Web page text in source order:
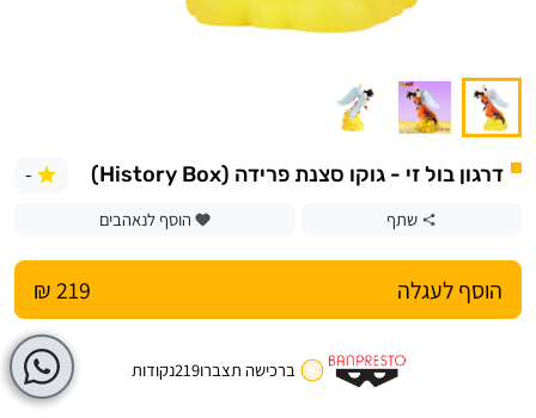
דרגון בול זי - גוקו סצנת פרידה (History Box) -
שתף הוסף לנאהבים
הוסף לעגלה 219 ₪
ברכישה תצברו219נקודות